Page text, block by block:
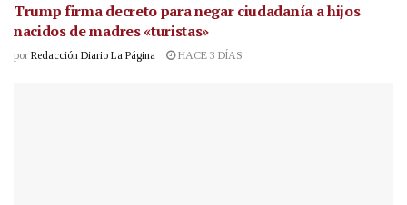
Trump firma decreto para negar ciudadanía a hijos
nacidos de madres «turistas»
por Redacción Diario La Página HACE 3 DÍAS